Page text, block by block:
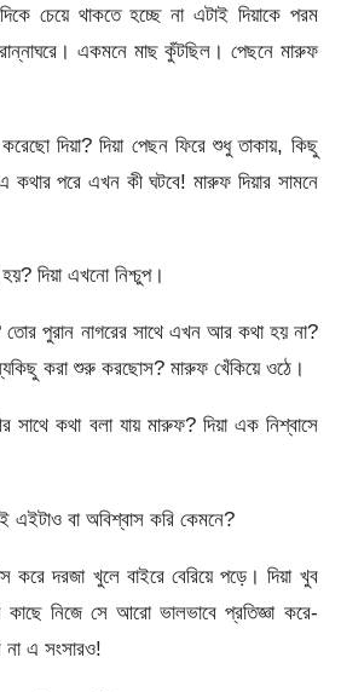
চেয়ে থাকতে হচ্ছে না এটাই দিয়াকে পরম
রান্নাঘরে। একমনে মাছ কুঁটছিল। পেছনে মারুফ
দিয়া? দিয়া পেছন ফিরে শুধু তাকায়, কিছু
এ কথার পরে এখন কী ঘটবে! মারুফ দিয়ার সামনে
দিয়া এখনো নিশ্চুপ।
তোর পুরান নাগরের সাথে এখন আর কথা হয় না?
করা শুরু করছোস? মারুফ খেঁকিয়ে ওঠে।
সাথে কথা বলা যায় মারুফ? দিয়া এক নিশ্বাসে
এইটাও বা অবিশ্বাস করি কেমনে?
দরজা খুলে বাইরে বেরিয়ে পড়ে। দিয়া খুব
নিজে সে আরো ভালভাবে প্রতিজ্ঞা করে-
না এ সংসারও!